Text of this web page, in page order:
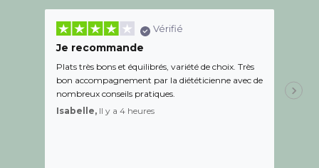
Vérifié
Je recommande
Plats très bons et équilibrés, variété de choix. Très
bon accompagnement par la diététicienne avec de
nombreux conseils pratiques.
Isabelle, Il y a 4 heures
de l
aidé